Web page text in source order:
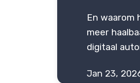
En waarom
meer
digitaal
Jan 23,